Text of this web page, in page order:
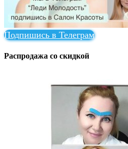
Подпишись в Телеграм
Распродажа со скидкой